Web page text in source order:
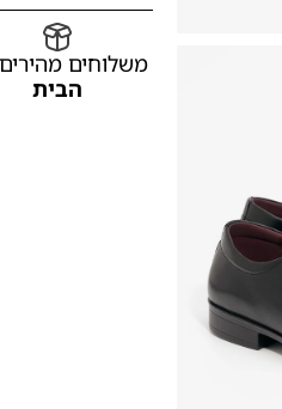
משלוחים
הבית